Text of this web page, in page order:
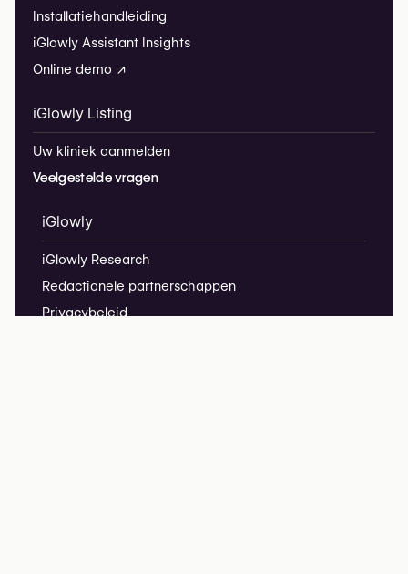
Installatiehandleiding
iGlowly Assistant Insights
Online demo ↗
iGlowly Listing
Uw kliniek aanmelden
Veelgestelde vragen
iGlowly
iGlowly Research
Redactionele partnerschappen
Privacybeleid